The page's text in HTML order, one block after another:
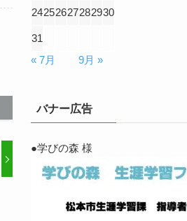
24252627282930
31
« 7月
9月 »
バナー広告
●学びの森 様